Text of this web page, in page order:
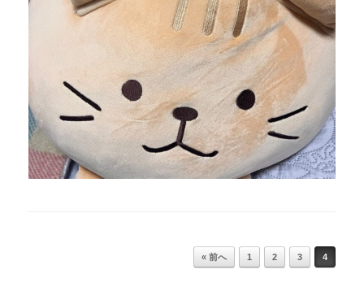
« 前へ 1 2 3 4